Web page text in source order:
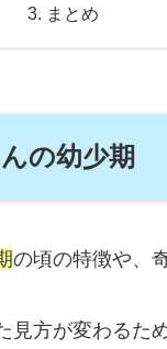
まとめ
の幼少期
の頃の特徴や、
見方が変わるた